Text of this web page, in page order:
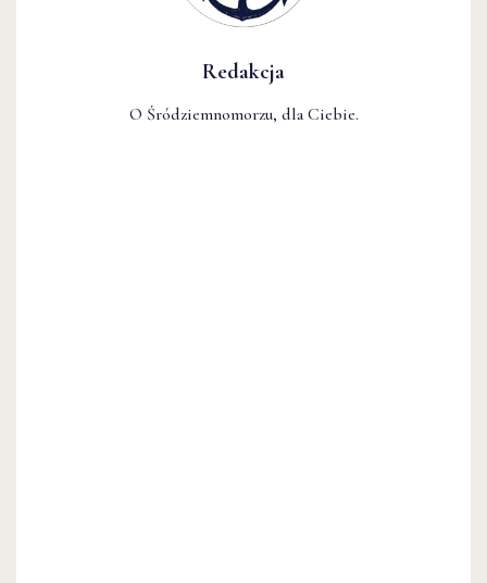
Redakcja
O Śródziemnomorzu, dla Ciebie.